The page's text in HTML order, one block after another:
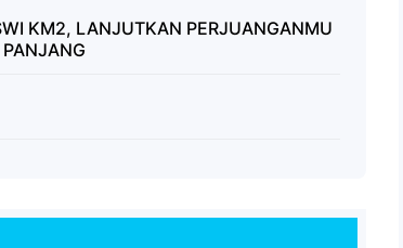
KM2, LANJUTKAN PERJUANGANMU